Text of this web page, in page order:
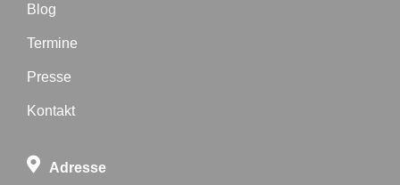
Blog
Termine
Presse
Kontakt
Adresse